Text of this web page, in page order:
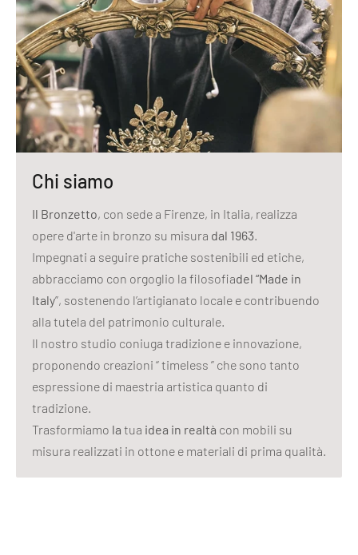
Chi siamo
Il Bronzetto, con sede a Firenze, in Italia, realizza
opere d'arte in bronzo su misura dal 1963.
Impegnati a seguire pratiche sostenibili ed etiche,
abbracciamo con orgoglio la filosofiadel “Made in
Italy”, sostenendo l’artigianato locale e contribuendo
alla tutela del patrimonio culturale.
Il nostro studio coniuga tradizione e innovazione,
proponendo creazioni “ timeless ” che sono tanto
espressione di maestria artistica quanto di
tradizione.
Trasformiamo la tua idea in realtà con mobili su
misura realizzati in ottone e materiali di prima qualità.